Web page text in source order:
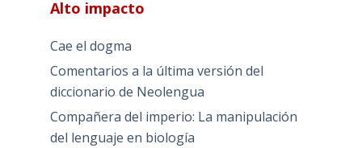
Alto impacto
Cae el dogma
Comentarios a la última versión del
diccionario de Neolengua
Compañera del imperio: La manipulación
del lenguaje en biología